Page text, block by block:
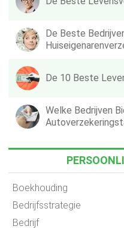
De Beste
De 10 Beste
Welke Bedrijven
Boekhouding
Bedrijfsstrategie
Bedrijf